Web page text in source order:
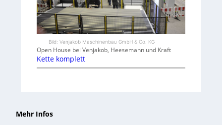
Bild: Venjakob Maschinenbau GmbH & Co. KG
Open House bei Venjakob, Heesemann und Kraft
Kette komplett
Mehr Infos